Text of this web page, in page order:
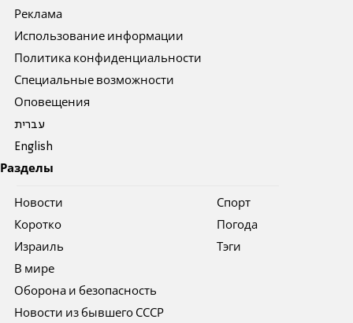
Реклама
Использование информации
Политика конфиденциальности
Специальные возможности
Оповещения
עברית
English
Разделы
Новости
Коротко
Израиль
В мире
Оборона и безопасность
Новости из бывшего СССР
Спорт
Погода
Тэги